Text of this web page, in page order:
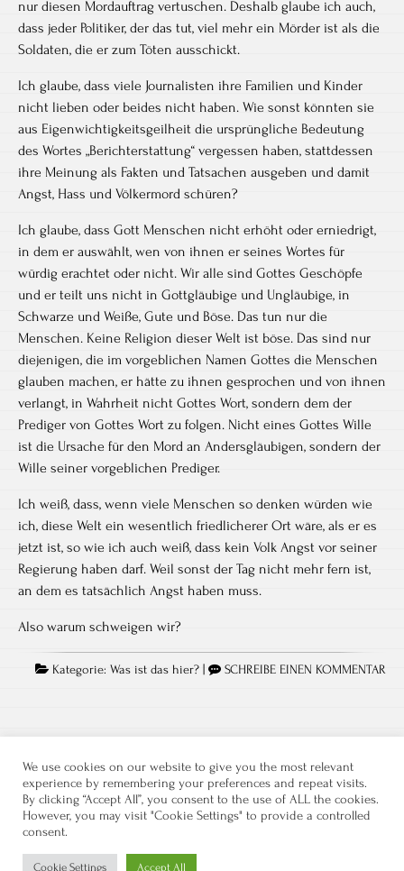
nur diesen Mordauftrag vertuschen. Deshalb glaube ich auch,
dass jeder Politiker, der das tut, viel mehr ein Mörder ist als die
Soldaten, die er zum Töten ausschickt.
Ich glaube, dass viele Journalisten ihre Familien und Kinder
nicht lieben oder beides nicht haben. Wie sonst könnten sie
aus Eigenwichtigkeitsgeilheit die ursprüngliche Bedeutung
des Wortes „Berichterstattung“ vergessen haben, stattdessen
ihre Meinung als Fakten und Tatsachen ausgeben und damit
Angst, Hass und Völkermord schüren?
Ich glaube, dass Gott Menschen nicht erhöht oder erniedrigt,
in dem er auswählt, wen von ihnen er seines Wortes für
würdig erachtet oder nicht. Wir alle sind Gottes Geschöpfe
und er teilt uns nicht in Gottgläubige und Ungläubige, in
Schwarze und Weiße, Gute und Böse. Das tun nur die
Menschen. Keine Religion dieser Welt ist böse. Das sind nur
diejenigen, die im vorgeblichen Namen Gottes die Menschen
glauben machen, er hätte zu ihnen gesprochen und von ihnen
verlangt, in Wahrheit nicht Gottes Wort, sondern dem der
Prediger von Gottes Wort zu folgen. Nicht eines Gottes Wille
ist die Ursache für den Mord an Andersgläubigen, sondern der
Wille seiner vorgeblichen Prediger.
Ich weiß, dass, wenn viele Menschen so denken würden wie
ich, diese Welt ein wesentlich friedlicherer Ort wäre, als er es
jetzt ist, so wie ich auch weiß, dass kein Volk Angst vor seiner
Regierung haben darf. Weil sonst der Tag nicht mehr fern ist,
an dem es tatsächlich Angst haben muss.
Also warum schweigen wir?
Kategorie: Was ist das hier? SCHREIBE EINEN KOMMENTAR
Datenschutz Kontakt
We use cookies on our website to give you the most relevant
experience by remembering your preferences and repeat visits.
By clicking “Accept All”, you consent to the use of ALL the cookies.
However, you may visit "Cookie Settings" to provide a controlled
consent.
Cookie Settings Accept All